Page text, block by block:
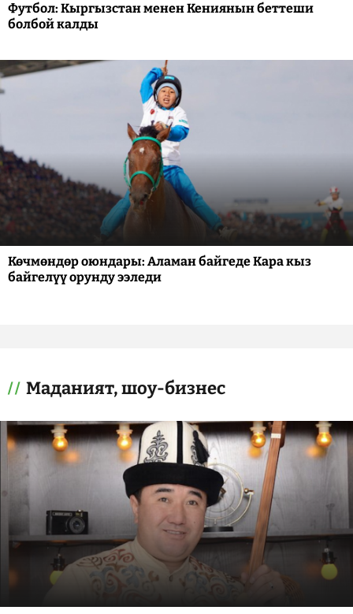
Футбол: Кыргызстан менен Кениянын беттеши
болбой калды
Көчмөндөр оюндары: Аламан байгеде Кара кыз
байгелүү орунду ээледи
Маданият, шоу-бизнес